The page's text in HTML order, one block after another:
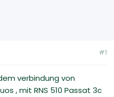
#1
verbindung von
, mit RNS 510 Passat 3c